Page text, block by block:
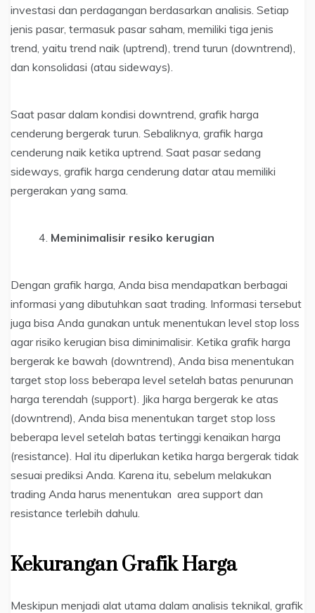
investasi dan perdagangan berdasarkan analisis. Setiap
jenis pasar, termasuk pasar saham, memiliki tiga jenis
trend, yaitu trend naik (uptrend), trend turun (downtrend),
dan konsolidasi (atau sideways).
Saat pasar dalam kondisi downtrend, grafik harga
cenderung bergerak turun. Sebaliknya, grafik harga
cenderung naik ketika uptrend. Saat pasar sedang
sideways, grafik harga cenderung datar atau memiliki
pergerakan yang sama.
Meminimalisir resiko kerugian
Dengan grafik harga, Anda bisa mendapatkan berbagai
informasi yang dibutuhkan saat trading. Informasi tersebut
juga bisa Anda gunakan untuk menentukan level stop loss
agar risiko kerugian bisa diminimalisir. Ketika grafik harga
bergerak ke bawah (downtrend), Anda bisa menentukan
target stop loss beberapa level setelah batas penurunan
harga terendah (support). Jika harga bergerak ke atas
(downtrend), Anda bisa menentukan target stop loss
beberapa level setelah batas tertinggi kenaikan harga
(resistance). Hal itu diperlukan ketika harga bergerak tidak
sesuai prediksi Anda. Karena itu, sebelum melakukan
trading Anda harus menentukan area support dan
resistance terlebih dahulu.
Kekurangan Grafik Harga
Meskipun menjadi alat utama dalam analisis teknikal, grafik